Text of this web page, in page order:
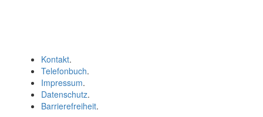
Kontakt.
Telefonbuch.
Impressum.
Datenschutz.
Barrierefreiheit.